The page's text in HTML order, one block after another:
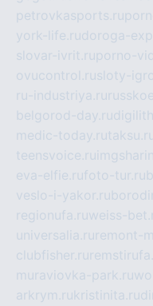
petrovkasports.ru
york-life.rudoroga-
slovar-ivrit.ruporno-
ovucontrol.rusloty-
ru-industriya.ru
belgorod-day.ru
medic-today.ru
teensvoice.ru
eva-elfie.rufoto-tur.ru
veslo-i-yakor.ru
regionufa.ruweiss-
universalia.ru remont-
clubfisher.ru
muraviovka-park.ru
arkrym.rukristinita.ru